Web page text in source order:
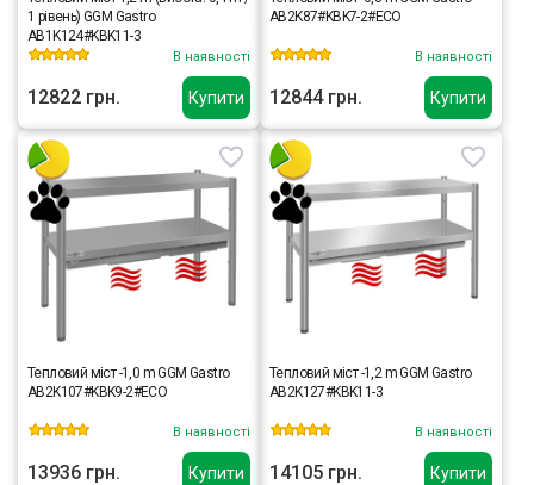
Купити
1 рівень) GGM Gastro
AB1K124#KBK11-3
В наявності
12822 грн. Купити
AB2K87#KBK7-2#ECO
В наявності
12844 грн.
Купити
Тепловий міст -1,0 m GGM Gastro
AB2K107#KBK9-2#ECO
В наявності
13936 грн. Купити
Тепловий міст -1,2 m GGM Gastro
AB2K127#KBK11-3
В наявності
14105 грн.